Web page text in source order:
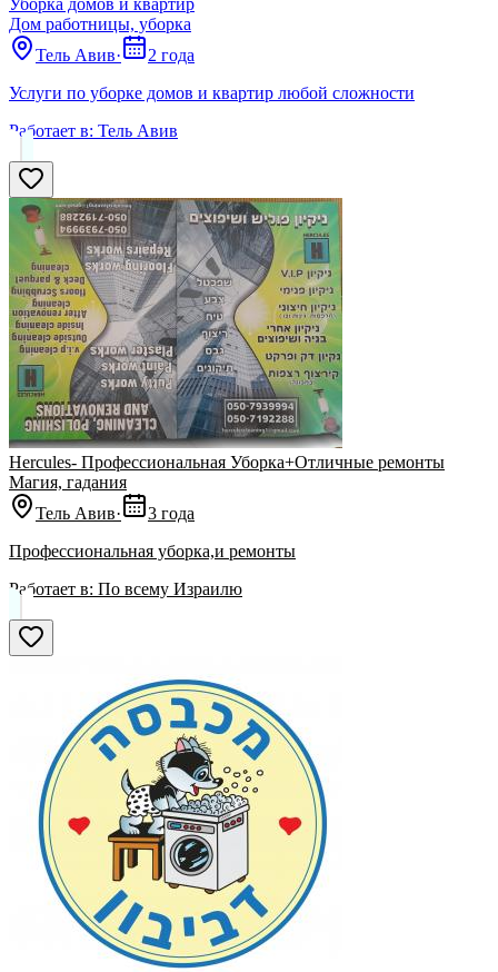
Уборка домов и квартир
Дом работницы, уборка
Тель Авив·
2 года
Услуги по уборке домов и квартир любой сложности
Работает в: Тель Авив
Hercules- Профессиональная Уборка+Отличные ремонты
Магия, гадания
Тель Авив·
3 года
Профессиональная уборка,и ремонты
Работает в: По всему Израилю